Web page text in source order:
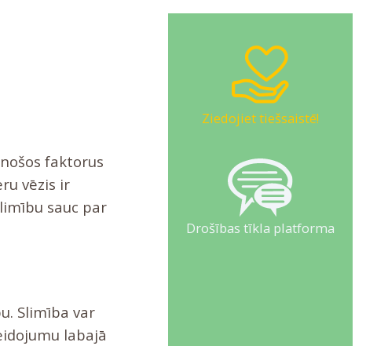
Ziedojiet tiešsaistē!
Drošības tīkla platforma
faktorus
vēzis ir
sauc par
Slimība var
labajā